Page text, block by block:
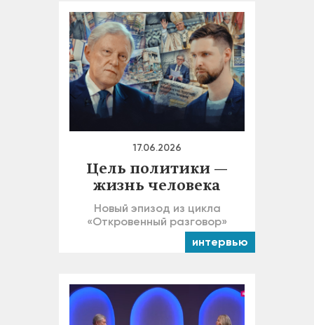
17.06.2026
Цель политики —
жизнь человека
Новый эпизод из цикла
«Откровенный разговор»
интервью